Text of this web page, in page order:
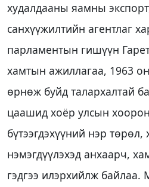
худалдааны яамны
санхүүжилтийн агентлаг
парламентын гишүүн
хамтын ажиллагаа, 1963
өрнөж буйд талархалтай
цаашид хоёр улсын
бүтээгдэхүүний нэр төрөл,
нэмэгдүүлэхэд анхаарч,
гэдгээ илэрхийлж